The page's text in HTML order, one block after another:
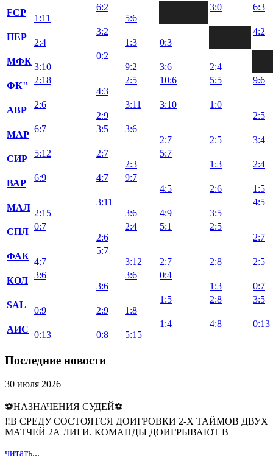
FCР
1:11
6:2
5:6
3:0 6:3
ПЕР
2:4
3:2
1:3
0:3
4:2
МФК
3:10
0:2
9:2
3:6
2:4
ФК"
2:18
4:3
2:5 10:6 5:5 9:6
АВР
2:6
2:9
3:11 3:10
1:0
2:5
МАР
6:7 3:5
3:6
2:7
2:5
3:4
СИР
5:12
2:7
2:3
5:7
1:3
2:4
ВАР
6:9 4:7
9:7
4:5
2:6
1:5
МАЛ
2:15
3:11
3:6
4:9 3:5
4:5
СПЛ
0:7
2:6
2:4 5:1
2:5
2:7
ФАК
4:7
5:7
3:12
2:7 2:8
2:5
КОЛ
3:6
3:6
3:6
0:4
1:3
0:7
SAL
0:9 2:9 1:8
1:5 2:8 3:5
АИС
0:13 0:8 5:15
1:4 4:8 0:13
Последние новости
30 июля 2026
⚽НАЗНАЧЕНИЯ СУДЕЙ⚽
‼В СРЕДУ СОСТОЯТСЯ ДОИГРОВКИ 2-Х ТАЙМОВ ДВУХ
МАТЧЕЙ 2А ЛИГИ. КОМАНДЫ ДОИГРЫВАЮТ В
читать...